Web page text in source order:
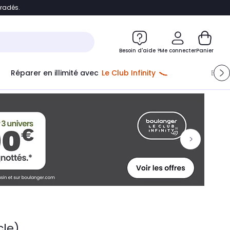
Besoin d'aide ?Me connecterPanier
Réparer en illimité avec Le Club Infinity